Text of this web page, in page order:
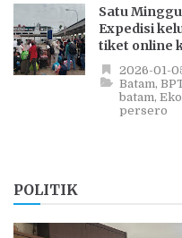
Satu
Expedisi
tiket online
2026-01-
Batam
batam
persero
POLITIK